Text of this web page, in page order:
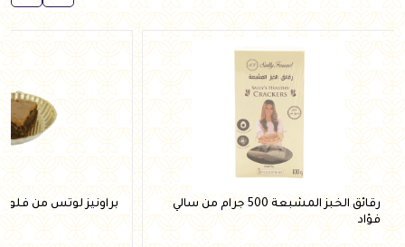
رقائق الخبز المشبعة 500 جرام من سالي
فؤاد
براونيز لوتس من